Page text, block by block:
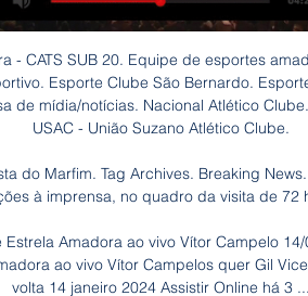
Assistir Gil Vicente x Sporting CP ao vivo online 05/04/2023. Abaixo você poderá ...

Todas as informações do jogo Ponte Preta vs Vila Nova em tempo real da Serie B Brasil (13 Setembro 2019): Resumo, estatísticas, escalações e resultados - Besoccer. Don't miss the most important football matches while navigating as usual through the pages of your choice.

Clube Atlético Joseense - São José dos Campos. São José dos Campos União Futebol Clube - Mogi das Cruzes . 6 Regulamento Específico do Campeonato Paulista SubRegulamento Específico do Campeonato Paulista SSuubbSub- ---23 2233 23 –––– Segunda DivisãoSegunda DivisãoSegunda Divisão

Visualize o perfil de Wclleidy Santos no LinkedIn, a maior comunidade profissional do mundo. Wclleidy tem 3 empregos no perfil. Visualize o perfil completo no LinkedIn e descubra as conexões de Wclleidy e as vagas em empresas similares.

Porto Rico é chamado de um território dependente dos EUA. Inclusive para ir para lá você precisa ter visto americano e a moeda local é o Dólar. Apesar disso, a língua mais falada é o espanhol, embora o inglês também seja usado. Porto Rico é conhecido por seu porto de onde saem diversos Cruzeiros para o sul do Caribe. Mas não é só.

Fortaleza x Confiança ao vivo, Fortaleza e Confiança ao vivo, Fortaleza x Confiança-SE ao vivo na internet, Fortaleza x Confiança-SE ao vivo Você quer assistir as partidas do seu time do coração ? O BLOG/SITE Mundo TV, vem lhe oferecer a praticidade para assistir FORTALEZA - X - Confiança-SE ao vivo ONLINE pela internet, que será.

Qui, 07:01 A Paróquia de Santa Rita de Cássia, em Santa Cruz, divulgou a programação para os fiéis católicos participarem do ápice da Semana Santa, o Tríduo Pascal, que inicia nesta quinta-feira com a Missa da Ceia do Senhor (Missa Lava-Pés) e termina na Missa da …

Correias de transmissão Pinhal do Vidal em Opendi Pinhal do Vidal: no total 11 registos e avaliações na categoria Correias de transmissão Pinhal do Vidal. Todos os registos com mapa da cidade, programa de preparação de itinerários - registos gratuitos para empresas

Encontre tudo para Regatas Do Flamengo - Informática no Mercado Livre Brasil. Descubra a melhor forma de comprar online. Ir para conteúdo principal Mercado Livre Brasil - Onde comprar e vender de Tudo Bem-vindo.. Mousepad - Clube Regatas Flamengo/mengo/rubro Negro/urubu .

A transmissão de Posse do Presidente Humanitário 2016/7 do Rotary Clube São Bernardo do Campo foi um sucesso. Dentre os pontos altos da noite, a presença do Casal Governador.

BOX NEW TEMPER TIJUCA RJ, Box para banheiros Tijuca RJ, box blindex rj, box elegance, box de abrir,. conservando as características de transmissão luminosa, de aparência e de composição química. CARACTERÍSTICAS TÉCNICAS.. BARRA DA TIJUCA RJ . RECREIO DOS BANDEIRANTES RJ . JACAREPAGUÁ RJ. TIJUCA RJ. GRANDE TIJUCA …

Barra da Tijuca e Bonsucesso enfrentaram-se pela(o) 1ª Fase - 3ª Rodada do (a) Campeonato Carioca 2ª Divisão - 2019. A partida aconteceu no dia 08/06/2019, as 15:00, horário de Brasília. O Bonsucesso, visitante indigesto, venceu a partida pelo placar de 4 a 0 Este jogo recebeu 10 palpites.

recife e região. Grande Vitória Norte e Noroeste Sul e Serrana minas gerais. G1 em 1 Minuto: Santos erra pênaltis e é eliminado pelo Bahia no sub-20. Mais informações. Tweetar;

Elas são mantidas durante 3 anos. Em conformidade com os dispositivos legais e regulamentos em vigor em matéria de processamento de dados de caráter pessoal e, em particular, com o regulamento (UE) 2016/679 do Parlamento europeu e do Conselho de 27 de abril de 2016, você dispõe de um direito de acesso, de retificação e, caso aplicável.

Curitiba recebe, a partir desta sexta-feira, 18 de outubro, o Brasileiro Interclubes de Tênis. O evento, que será disputado até 27 de outubro, é promovido pelo Comitê Brasileiro de Clubes em parceria com a CBT e terá sua última etapa no Clube Curitibano, na sede Lucius Smythe.

O fim de ano está chegando e logo chega a hora de definir a sua programação de Natal e Reveillon! E se você quiser viver essas datas tão especiais na rede de hotéis do Sesc RJ, com qualidade e preços que caibam no bolso, a gente tem um boa notícia.

Como assistir Gil Vicente x Vitória Guimarães Ao Vivo 10/01/2022 — Escalações | Como assistir Gil Vicente x Vitória Guimarães Ao Vivo - Campeonato Português segunda (10), às 17h15 pela 17ª rodada | Palpite.

Os 25 melhores países para os aposentados Estudo levantou os lugares que oferecem as melhores, e mais seguras, condições de vida para quem quer curtir a aposentadoria.

Encontre aqui diversas informações sobre Construção Civil em Barra da Tijuca, Rio de Janeiro, RJ. Confira o telefone, endereço, avaliações dos clientes e mais detalhes de todos os estabelecimentos de RJ. Veja agora como chegar ao seu destino.

CRB terá que melhorar desempenho em casa se quiser seguir no G4 da Série B. O meia de 25 anos está emprestado pela Ferroviária até o fim da temporada e despertou interesse de Cruzeiro, Vasco da Gama e Chapecoense. Vale lembrar